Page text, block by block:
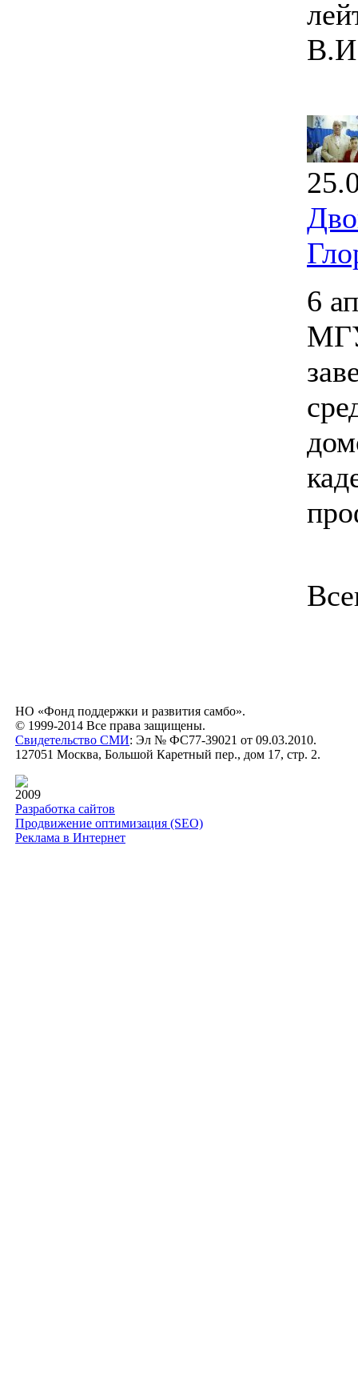
6
НО «Фонд поддержки и развития самбо».
© 1999-2014 Все права защищены.
Свидетельство СМИ: Эл № ФС77-39021 от 09.03.2010.
127051 Москва, Большой Каретный пер., дом 17, стр. 2.
2009
Разработка сайтов
Продвижение оптимизация (SEO)
Реклама в Интернет